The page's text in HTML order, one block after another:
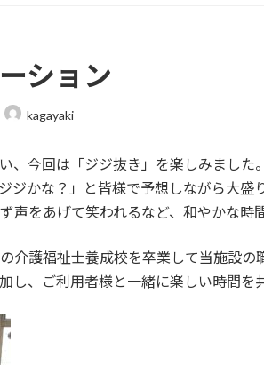
ション
kagayaki
、今回は「ジジ抜き」を楽しみました。
ジかな？」と皆様で予想しながら大盛
声をあげて笑われるなど、和やかな時
介護福祉士養成校を卒業して当施設の
し、ご利用者様と一緒に楽しい時間を